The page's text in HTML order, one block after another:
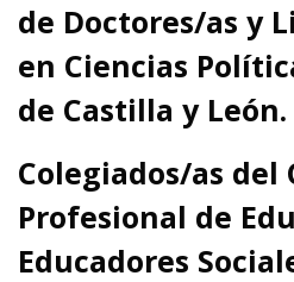
de Doctores/as y
en Ciencias
de Castilla y León.
Colegiados/as del
Profesional de
Educadores